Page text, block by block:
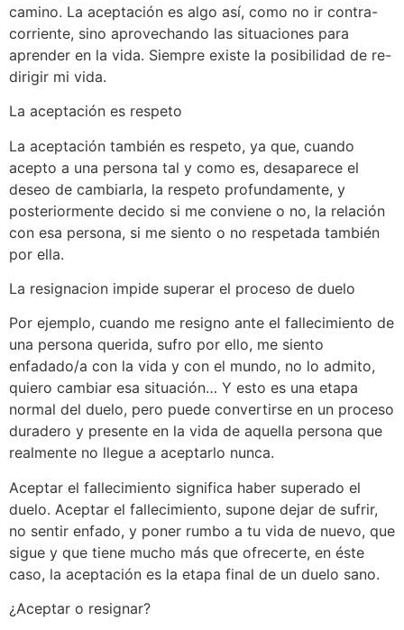
camino. La aceptación es algo así, como no ir contra-
corriente, sino aprovechando las situaciones para
aprender en la vida. Siempre existe la posibilidad de re-
dirigir mi vida.
La aceptación es respeto
La aceptación también es respeto, ya que, cuando
acepto a una persona tal y como es, desaparece el
deseo de cambiarla, la respeto profundamente, y
posteriormente decido si me conviene o no, la relación
con esa persona, si me siento o no respetada también
por ella.
La resignacion impide superar el proceso de duelo
Por ejemplo, cuando me resigno ante el fallecimiento de
una persona querida, sufro por ello, me siento
enfadado/a con la vida y con el mundo, no lo admito,
quiero cambiar esa situación… Y esto es una etapa
normal del duelo, pero puede convertirse en un proceso
duradero y presente en la vida de aquella persona que
realmente no llegue a aceptarlo nunca.
Aceptar el fallecimiento significa haber superado el
duelo. Aceptar el fallecimiento, supone dejar de sufrir,
no sentir enfado, y poner rumbo a tu vida de nuevo, que
sigue y que tiene mucho más que ofrecerte, en éste
caso, la aceptación es la etapa final de un duelo sano.
¿Aceptar o resignar?